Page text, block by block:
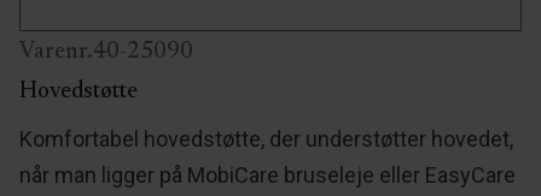
Varenr.40-25090
Hovedstøtte
Komfortabel hovedstøtte, der understøtter hovedet,
når man ligger på MobiCare bruseleje eller EasyCare